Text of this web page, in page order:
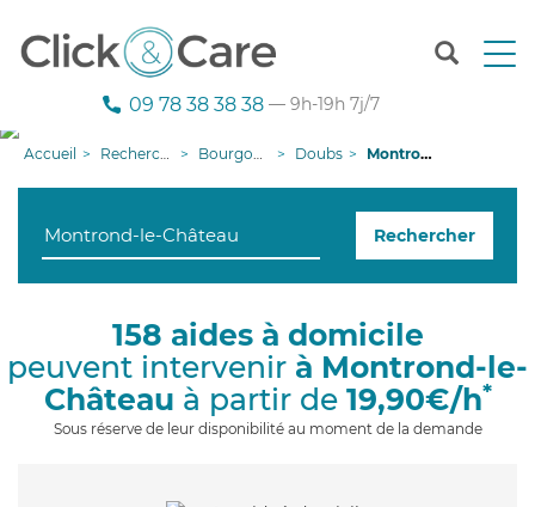
T
n
g
i
09 78 38 38 38 — 9h-19h 7j/7
Accueil Recherche aide à domicile Bourgogne-Franche-Comté Doubs Montrond-le-Château
Rechercher
158 aides à domicile
peuvent intervenir à Montrond-le-
Château à partir de 19,90€/h*
Sous réserve de leur disponibilité au moment de la demande